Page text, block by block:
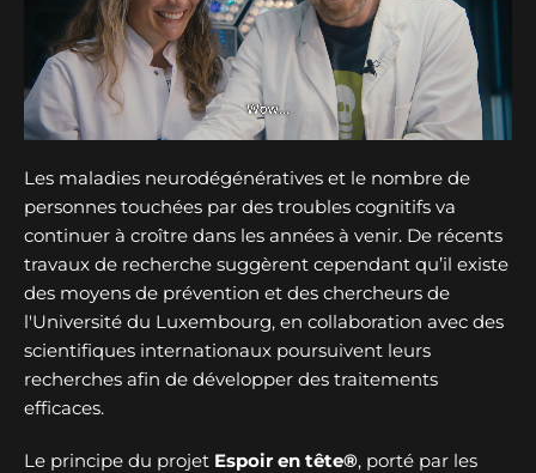
Les maladies neurodégénératives et le nombre de
personnes touchées par des troubles cognitifs va
continuer à croître dans les années à venir. De récents
travaux de recherche suggèrent cependant qu’il existe
des moyens de prévention et des chercheurs de
l'Université du Luxembourg, en collaboration avec des
scientifiques internationaux poursuivent leurs
recherches afin de développer des traitements
efficaces.
Le principe du projet Espoir en tête®, porté par les